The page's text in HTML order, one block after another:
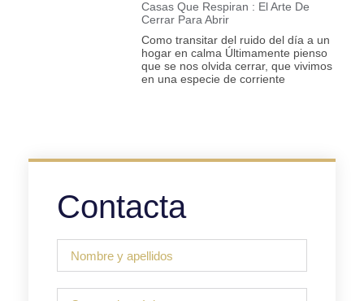
Casas Que Respiran : El Arte De
Cerrar Para Abrir
Como transitar del ruido del día a un
hogar en calma Últimamente pienso
que se nos olvida cerrar, que vivimos
en una especie de corriente
Contacta